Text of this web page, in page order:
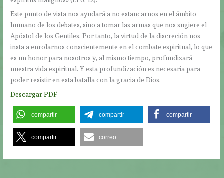
Este punto de vista nos ayudará a no estancarnos en el ámbito
humano de los debates, sino a tomar las armas que nos sugiere el
Apóstol de los Gentiles. Por tanto, la virtud de la discreción nos
insta a enrolarnos conscientemente en el combate espiritual, lo que
es un honor para nosotros y, al mismo tiempo, profundizará
nuestra vida espiritual. Y esta profundización es necesaria para
poder resistir en esta batalla con la gracia de Dios.
Descargar PDF
compartir compartir compartir
compartir correo